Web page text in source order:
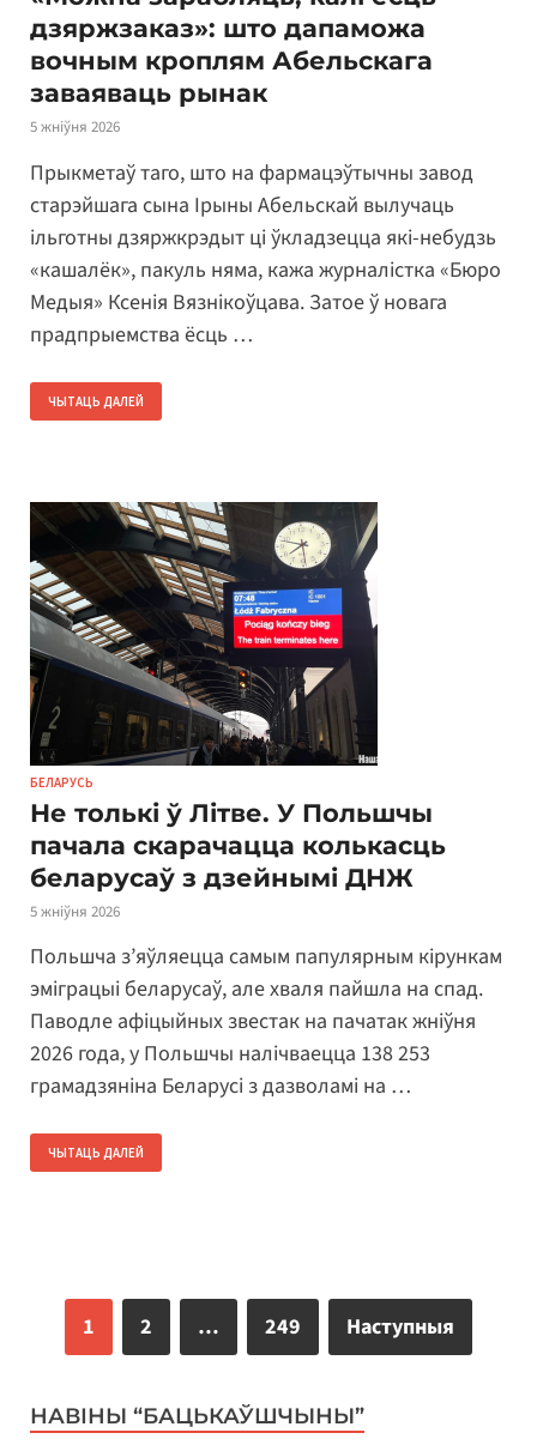
дзяржзаказ»: што дапаможа
вочным кроплям Абельскага
заваяваць рынак
5 жніўня 2026
Прыкметаў таго, што на фармацэўтычны завод
старэйшага сына Ірыны Абельскай вылучаць
ільготны дзяржкрэдыт ці ўкладзецца які-небудзь
«кашалёк», пакуль няма, кажа журналістка «Бюро
Медыя» Ксенія Вязнікоўцава. Затое ў новага
прадпрыемства ёсць …
ЧЫТАЦЬ ДАЛЕЙ
БЕЛАРУСЬ
Не толькі ў Літве. У Польшчы
пачала скарачацца колькасць
беларусаў з дзейнымі ДНЖ
5 жніўня 2026
Польшча з’яўляецца самым папулярным кірункам
эміграцыі беларусаў, але хваля пайшла на спад.
Паводле афіцыйных звестак на пачатак жніўня
2026 года, у Польшчы налічваецца 138 253
грамадзяніна Беларусі з дазволамі на …
ЧЫТАЦЬ ДАЛЕЙ
1 2 … 249 Наступныя
НАВІНЫ “БАЦЬКАЎШЧЫНЫ”